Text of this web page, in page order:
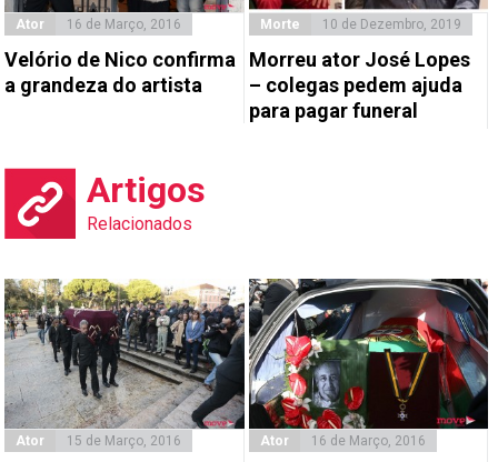
Ator 16 de Março, 2016
Velório de Nico confirma
a grandeza do artista
Morte 10 de Dezembro, 2019
Morreu ator José Lopes
– colegas pedem ajuda
para pagar funeral
Artigos
Relacionados
Ator 15 de Março, 2016 Ator 16 de Março, 2016